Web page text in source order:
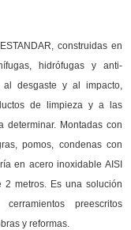
construidas en
hidrófugas y anti-
desgaste y al impacto,
de limpieza y a las
Montadas con
pomos, condenas con
en acero inoxidable AISI
2 metros. Es una solución
preescritos
y reformas.